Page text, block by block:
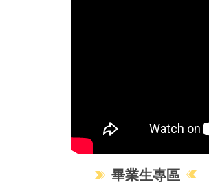
畢業生專區